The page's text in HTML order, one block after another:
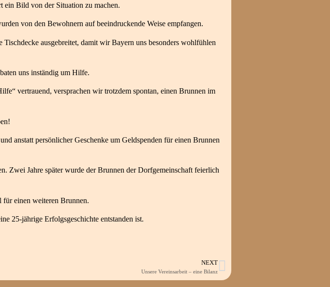
ein Bild von der Situation zu machen.
von den Bewohnern auf beeindruckende Weise empfangen.
ausgebreitet, damit wir Bayern uns besonders wohlfühlen
uns inständig um Hilfe.
vertrauend, versprachen wir trotzdem spontan, einen Brunnen im
anstatt persönlicher Geschenke um Geldspenden für einen Brunnen
Zwei Jahre später wurde der Brunnen der Dorfgemeinschaft feierlich
für einen weiteren Brunnen.
25-jährige Erfolgsgeschichte entstanden ist.
NEXT
Unsere Vereinsarbeit – eine Bilanz